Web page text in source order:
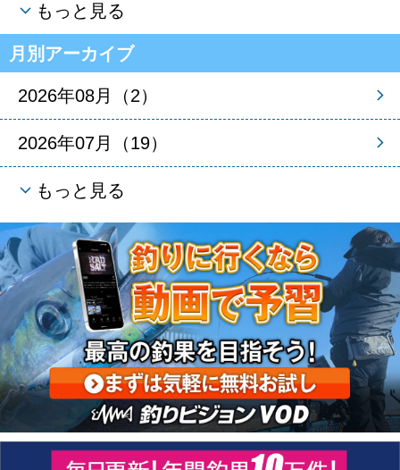
もっと見る
月別アーカイブ
2026年08月（2）
2026年07月（19）
もっと見る